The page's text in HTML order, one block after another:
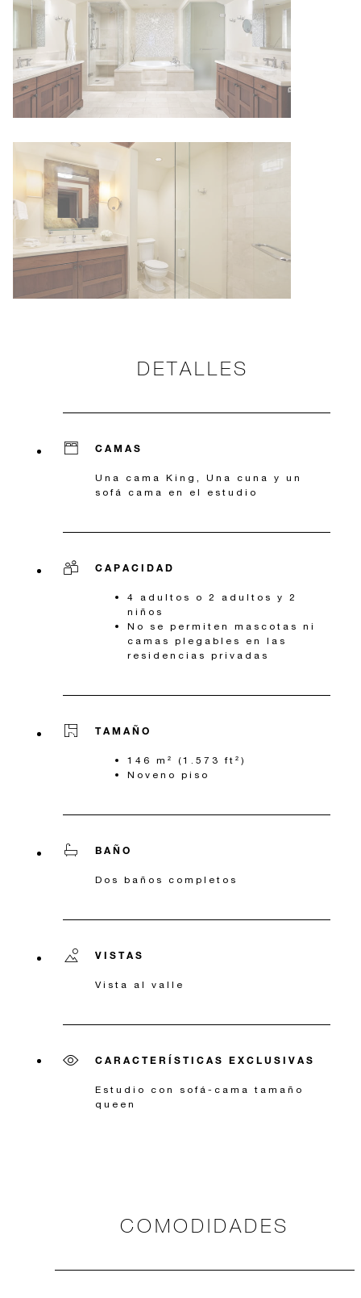
DETALLES
CAMAS
Una cama King, Una cuna y un
sofá cama en el estudio
CAPACIDAD
4 adultos o 2 adultos y 2
niños
No se permiten mascotas ni
camas plegables en las
residencias privadas
TAMAÑO
146 m² (1.573 ft²)
Noveno piso
BAÑO
Dos baños completos
VISTAS
Vista al valle
CARACTERÍSTICAS EXCLUSIVAS
Estudio con sofá-cama tamaño
queen
COMODIDADES